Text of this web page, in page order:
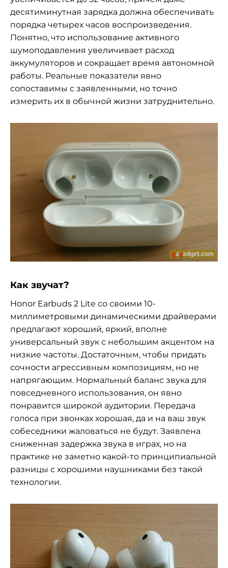
десятиминутная зарядка должна обеспечивать
порядка четырех часов воспроизведения.
Понятно, что использование активного
шумоподавления увеличивает расход
аккумуляторов и сокращает время автономной
работы. Реальные показатели явно
сопоставимы с заявленными, но точно
измерить их в обычной жизни затруднительно.
Как звучат?
Honor Earbuds 2 Lite со своими 10-
миллиметровыми динамическими драйверами
предлагают хороший, яркий, вполне
универсальный звук с небольшим акцентом на
низкие частоты. Достаточным, чтобы придать
сочности агрессивным композициям, но не
напрягающим. Нормальный баланс звука для
повседневного использования, он явно
понравится широкой аудитории. Передача
голоса при звонках хорошая, да и на ваш звук
собеседники жаловаться не будут. Заявлена
сниженная задержка звука в играх, но на
практике не заметно какой-то принципиальной
разницы с хорошими наушниками без такой
технологии.